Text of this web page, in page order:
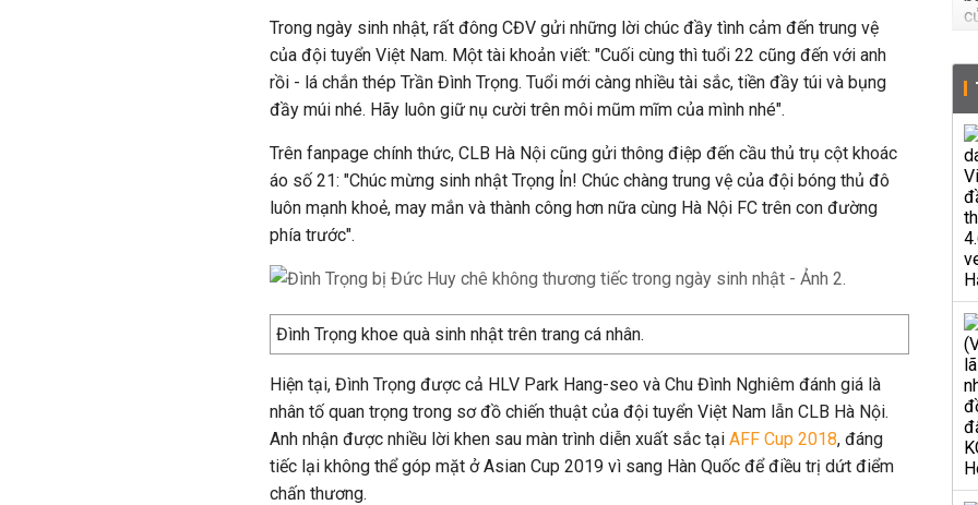
Trong ngày sinh nhật, rất đông CĐV gửi những lời chúc đầy tình cảm đến trung vệ
của đội tuyển Việt Nam. Một tài khoản viết: "Cuối cùng thì tuổi 22 cũng đến với anh
rồi - lá chắn thép Trần Đình Trọng. Tuổi mới càng nhiều tài sắc, tiền đầy túi và bụng
đầy múi nhé. Hãy luôn giữ nụ cười trên môi mũm mĩm của mình nhé".
Trên fanpage chính thức, CLB Hà Nội cũng gửi thông điệp đến cầu thủ trụ cột khoác
áo số 21: "Chúc mừng sinh nhật Trọng Ỉn! Chúc chàng trung vệ của đội bóng thủ đô
luôn mạnh khoẻ, may mắn và thành công hơn nữa cùng Hà Nội FC trên con đường
phía trước".
Đình Trọng khoe quà sinh nhật trên trang cá nhân.
Hiện tại, Đình Trọng được cả HLV Park Hang-seo và Chu Đình Nghiêm đánh giá là
nhân tố quan trọng trong sơ đồ chiến thuật của đội tuyển Việt Nam lẫn CLB Hà Nội.
Anh nhận được nhiều lời khen sau màn trình diễn xuất sắc tại AFF Cup 2018, đáng
tiếc lại không thể góp mặt ở Asian Cup 2019 vì sang Hàn Quốc để điều trị dứt điểm
chấn thương.